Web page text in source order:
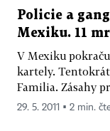
Policie a
Mexiku. 11
V Mexiku
kartely.
Familia. Zásahy
29. 5. 2011 ▪ 2 min.